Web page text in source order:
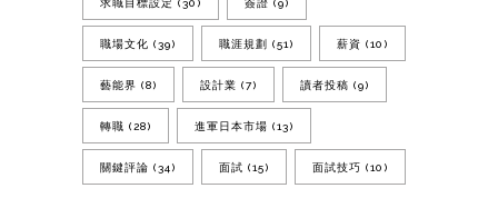
職場文化 (39) 職涯規劃 (51) 薪資 (10)
藝能界 (8) 設計業 (7) 讀者投稿 (9)
轉職 (28) 進軍日本市場 (13)
關鍵評論 (34) 面試 (15) 面試技巧 (10)